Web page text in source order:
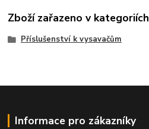
Zboží zařazeno v kategoriích
Příslušenství k vysavačům
Informace pro zákazníky